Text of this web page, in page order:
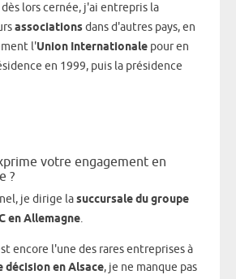
lors cernée, j'ai entrepris la
associationsdans d'autres pays, en
l'Union Internationale pour en
en 1999, puis la présidence
votre engagement en
?
je dirige lasuccursale du groupe
en Allemagne
encore l'une des rares entreprises à
décision en Alsace, je ne manque pas